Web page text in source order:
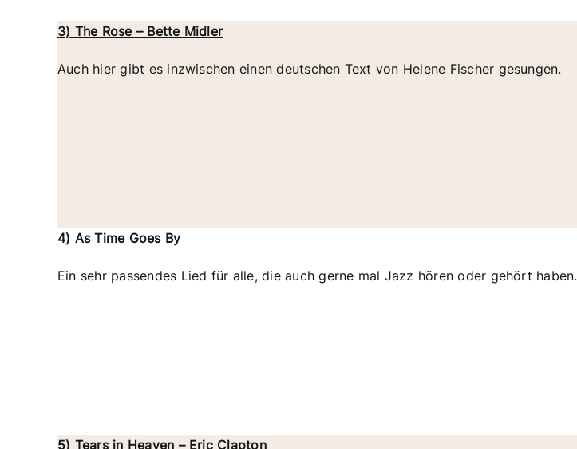
3) The Rose – Bette Midler
Auch hier gibt es inzwischen einen deutschen Text von Helene Fischer gesungen.
4) As Time Goes By
Ein sehr passendes Lied für alle, die auch gerne mal Jazz hören oder gehört haben.
5) Tears in Heaven – Eric Clapton